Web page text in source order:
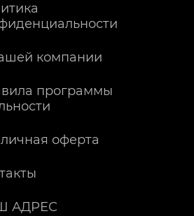
компании
программы
оферта
АДРЕС